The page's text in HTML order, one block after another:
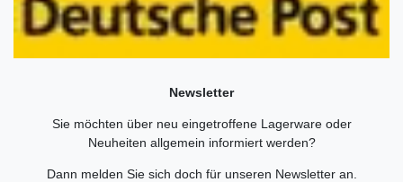
Newsletter
Sie möchten über neu eingetroffene Lagerware oder
Neuheiten allgemein informiert werden?
Dann melden Sie sich doch für unseren Newsletter an.